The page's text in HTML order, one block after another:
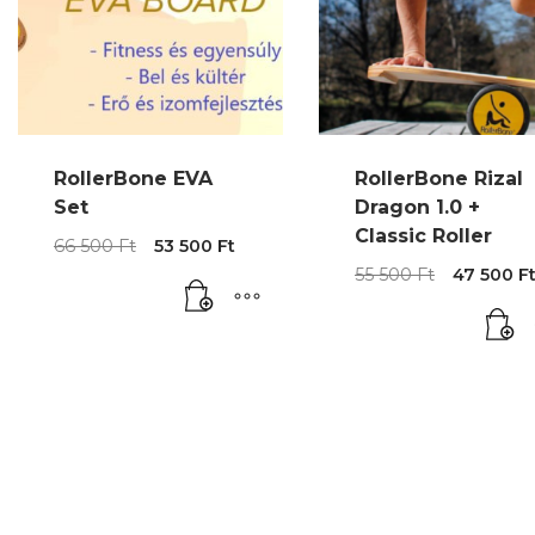
RollerBone EVA
Set
66 500Ft
Original
was:
53 500 Ft
is:
53
RollerBone Rizal
Dragon 1.0 +
Classic Roller
55 500Ft
Original
was:
47 500 Ft